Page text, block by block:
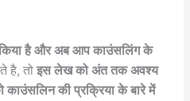
किया है और अब आप काउंसलिंग के
है, तो इस लेख को अंत तक अवश्य
की प्रक्रिया के बारे में